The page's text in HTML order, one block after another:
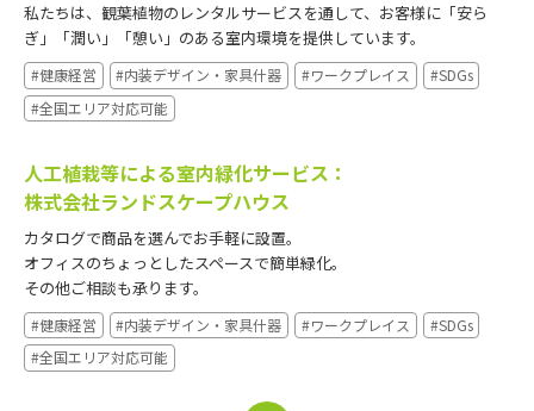
私たちは、観葉植物のレンタルサービスを通して、お客様に「安ら
ぎ」「潤い」「憩い」のある室内環境を提供しています。
#健康経営 #内装デザイン・家具什器 #ワークプレイス
#SDGs
#全国エリア対応可能
人工植栽等による室内緑化サービス：
株式会社ランドスケープハウス
カタログで商品を選んでお手軽に設置。
オフィスのちょっとしたスペースで簡単緑化。
その他ご相談も承ります。
#健康経営 #内装デザイン・家具什器 #ワークプレイス
#SDGs
#全国エリア対応可能